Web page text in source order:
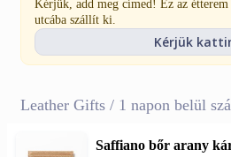
Kérjük, add meg címed! Ez az
utcába szállít ki.
Kérjük
Leather Gifts / 1 napon belül
Saffiano bőr arany